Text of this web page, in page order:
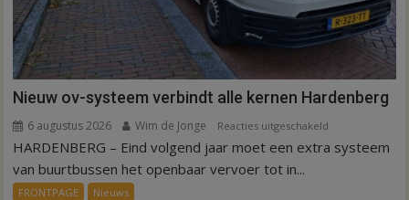
Nieuw ov-systeem verbindt alle kernen Hardenberg
6 augustus 2026 Wim de Jonge Reacties uitgeschakeld
Nieuw
HARDENBERG – Eind volgend jaar moet een extra systeem
van buurtbussen het openbaar vervoer tot in...
FRONTPAGE Nieuws